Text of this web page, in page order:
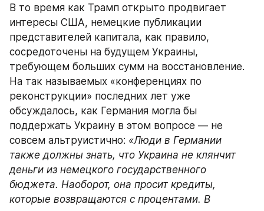
В то время как Трамп открыто продвигает
интересы США, немецкие публикации
представителей капитала, как правило,
сосредоточены на будущем Украины,
требующем больших сумм на восстановление.
На так называемых «конференциях по
реконструкции» последних лет уже
обсуждалось, как Германия могла бы
поддержать Украину в этом вопросе — не
совсем альтруистично: «Люди в Германии
также должны знать, что Украина не клянчит
деньги из немецкого государственного
бюджета. Наоборот, она просит кредиты,
которые возвращаются с процентами. В